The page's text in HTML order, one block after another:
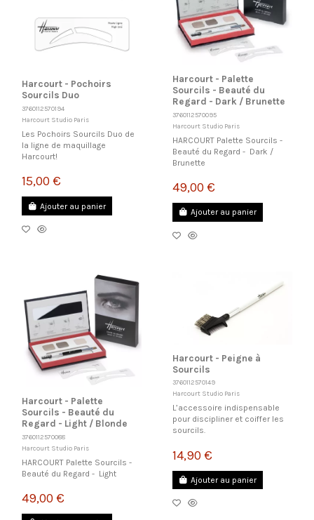
Harcourt - Pochoirs
Sourcils Duo
3760112570194
Harcourt Studio Paris
Les Pochoirs Sourcils Duo de
la ligne de maquillage
Harcourt!
15,00 €
Ajouter au panier
Harcourt - Palette
Sourcils - Beauté du
Regard - Dark / Brunette
3760112570095
Harcourt Studio Paris
HARCOURT Palette Sourcils -
Beauté du Regard - Dark /
Brunette
49,00 €
Ajouter au panier
Harcourt - Palette
Sourcils - Beauté du
Regard - Light / Blonde
3760112570088
Harcourt Studio Paris
HARCOURT Palette Sourcils -
Beauté du Regard - Light
49,00 €
Harcourt - Peigne à
Sourcils
3760112570149
Harcourt Studio Paris
L’accessoire indispensable
pour discipliner et coiffer les
sourcils.
14,90 €
Ajouter au panier